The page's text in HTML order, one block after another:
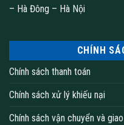
– Hà Đông – Hà Nội
CHÍNH
Chính sách thanh toán
Chính sách xử lý khiếu nại
Chính sách vận chuyển và